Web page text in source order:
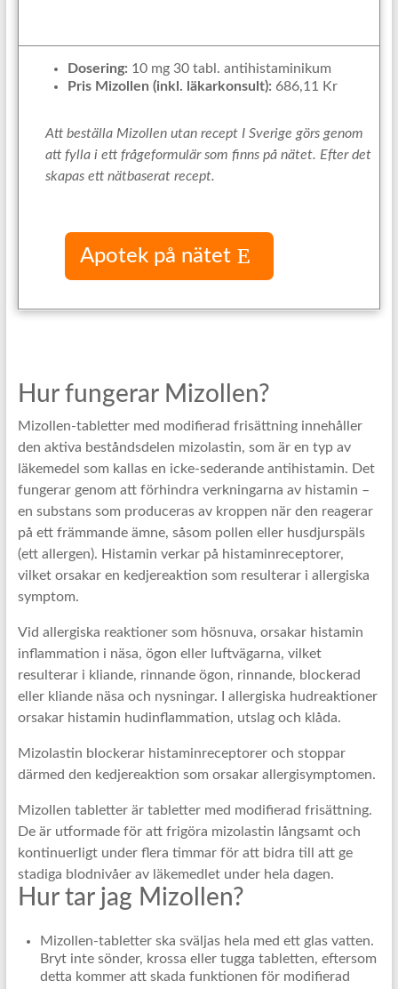
Dosering: 10 mg 30 tabl. antihistaminikum
Pris Mizollen (inkl. läkarkonsult): 686,11 Kr
Att beställa Mizollen utan recept I Sverige görs genom
att fylla i ett frågeformulär som finns på nätet. Efter det
skapas ett nätbaserat recept.
Apotek på nätet
Hur fungerar Mizollen?
Mizollen-tabletter med modifierad frisättning innehåller
den aktiva beståndsdelen mizolastin, som är en typ av
läkemedel som kallas en icke-sederande antihistamin. Det
fungerar genom att förhindra verkningarna av histamin –
en substans som produceras av kroppen när den reagerar
på ett främmande ämne, såsom pollen eller husdjurspäls
(ett allergen). Histamin verkar på histaminreceptorer,
vilket orsakar en kedjereaktion som resulterar i allergiska
symptom.
Vid allergiska reaktioner som hösnuva, orsakar histamin
inflammation i näsa, ögon eller luftvägarna, vilket
resulterar i kliande, rinnande ögon, rinnande, blockerad
eller kliande näsa och nysningar. I allergiska hudreaktioner
orsakar histamin hudinflammation, utslag och klåda.
Mizolastin blockerar histaminreceptorer och stoppar
därmed den kedjereaktion som orsakar allergisymptomen.
Mizollen tabletter är tabletter med modifierad frisättning.
De är utformade för att frigöra mizolastin långsamt och
kontinuerligt under flera timmar för att bidra till att ge
stadiga blodnivåer av läkemedlet under hela dagen.
Hur tar jag Mizollen?
Mizollen-tabletter ska sväljas hela med ett glas vatten.
Bryt inte sönder, krossa eller tugga tabletten, eftersom
detta kommer att skada funktionen för modifierad